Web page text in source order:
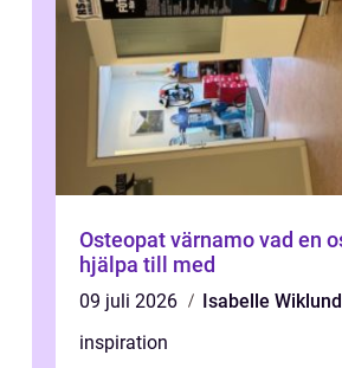
Osteopat värnamo vad en osteopat kan
hjälpa till med
09 juli 2026
Isabelle Wiklund
inspiration